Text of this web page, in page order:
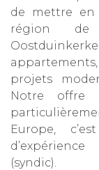
de mettre en
région de
projets
Notre offre
Europe,
(syndic).